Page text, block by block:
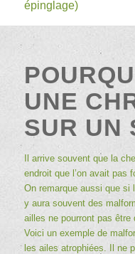
épinglage)
UNE
SUR UN
Il arrive souvent que la
endroit que l’on avait pas
On remarque aussi que si
y aura souvent des
ailles ne pourront pas
Voici un exemple de
les ailes atrophiées. Il ne